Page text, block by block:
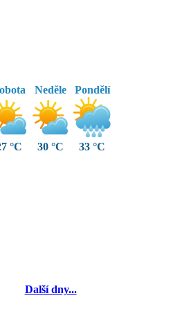
°C
Neděle
30 °C
Pondělí
33 °C
Další dny...